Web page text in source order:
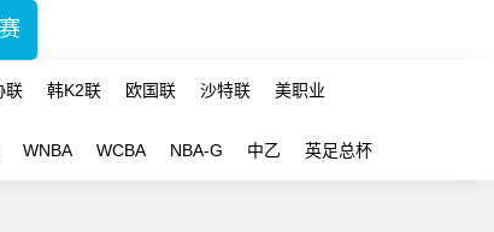
联 韩K2联 欧国联 沙特联 美职业
WNBA WCBA NBA-G 中乙 英足总杯